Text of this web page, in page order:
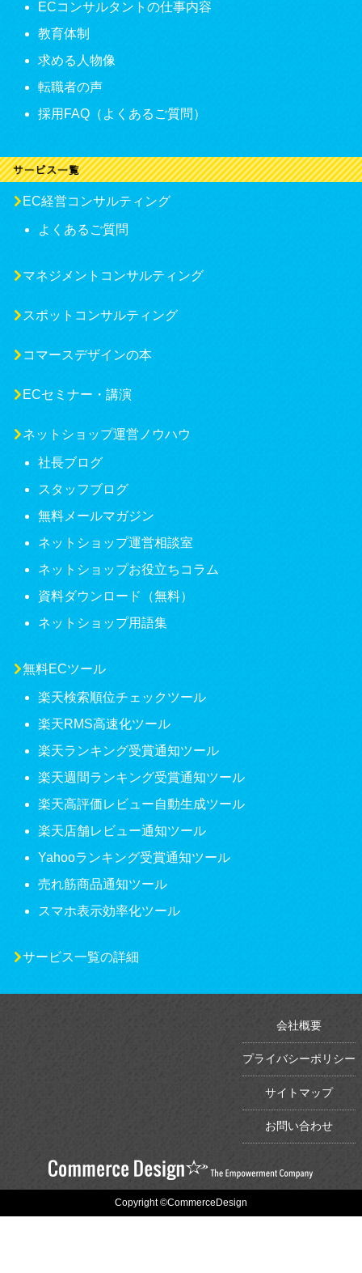
ECコンサルタントの仕事内容
教育体制
求める人物像
転職者の声
採用FAQ（よくあるご質問）
EC経営コンサルティング
よくあるご質問
マネジメントコンサルティング
スポットコンサルティング
コマースデザインの本
ECセミナー・講演
ネットショップ運営ノウハウ
社長ブログ
スタッフブログ
無料メールマガジン
ネットショップ運営相談室
ネットショップお役立ちコラム
資料ダウンロード（無料）
ネットショップ用語集
無料ECツール
楽天検索順位チェックツール
楽天RMS高速化ツール
楽天ランキング受賞通知ツール
楽天週間ランキング受賞通知ツール
楽天高評価レビュー自動生成ツール
楽天店舗レビュー通知ツール
Yahooランキング受賞通知ツール
売れ筋商品通知ツール
スマホ表示効率化ツール
サービス一覧の詳細
Copyright ©CommerceDesign
会社概要
プライバシーポリシー
サイトマップ
お問い合わせ